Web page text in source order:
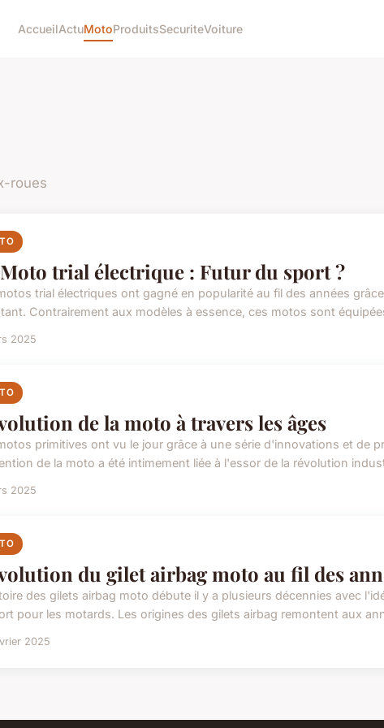
AccueilActuMotoProduitsSecuriteVoiture
roues
trial électrique : Futur du sport ?
trial électriques ont gagné en popularité au fil des années
Contrairement aux modèles à essence, ces motos sont
2025
de la moto à travers les âges
primitives ont vu le jour grâce à une série d'innovations et de
de la moto a été intimement liée à l'essor de la révolution
2025
du gilet airbag moto au fil des
des gilets airbag moto débute il y a plusieurs décennies avec
pour les motards. Les origines des gilets airbag remontent aux
2025